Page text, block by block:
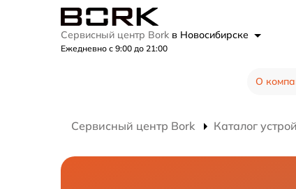
Сервисный центр Bork в Новосибирске
Ежедневно с 9:00 до 21:00
О
Сервисный центр Bork Каталог